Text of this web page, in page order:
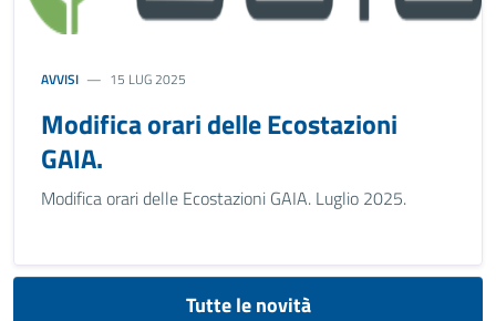
AVVISI 15 LUG 2025
Modifica orari delle Ecostazioni
GAIA.
Modifica orari delle Ecostazioni GAIA. Luglio 2025.
Tutte le novità